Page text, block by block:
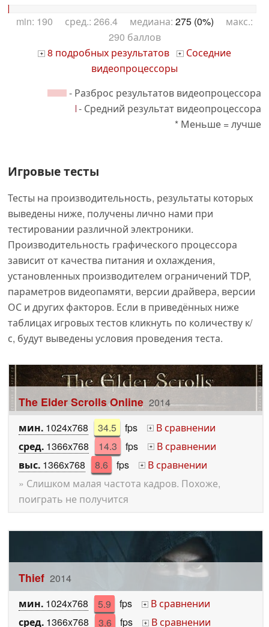
min: 190 сред.: 266.4 медиана: 275 (0%) макс.:
290 баллов
+ 8 подробных результатов + Соседние
видеопроцессоры
- Разброс результатов видеопроцессора
- Средний результат видеопроцессора
* Меньше = лучше
Игровые тесты
Тесты на производительность, результаты которых
выведены ниже, получены лично нами при
тестировании различной электроники.
Производительность графического процессора
зависит от качества питания и охлаждения,
установленных производителем ограничений TDP,
параметров видеопамяти, версии драйвера, версии
ОС и других факторов. Если в приведённых ниже
таблицах игровых тестов кликнуть по количеству к/
с, будут выведены условия проведения теста.
The Elder Scrolls Online 2014
мин. 1024x768 34.5 fps +
В сравнении
сред. 1366x768 14.3 fps +
В сравнении
выс. 1366x768 8.6 fps +
В сравнении
» Слишком малая частота кадров. Похоже,
поиграть не получится
Thief 2014
мин. 1024x768 5.9 fps +
В сравнении
сред. 1366x768 3.6 fps +
В сравнении